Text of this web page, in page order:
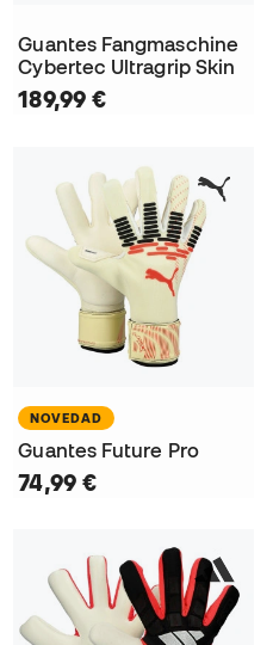
Guantes Fangmaschine
Cybertec Ultragrip Skin
189,99 €
NOVEDAD
Guantes Future Pro
74,99 €